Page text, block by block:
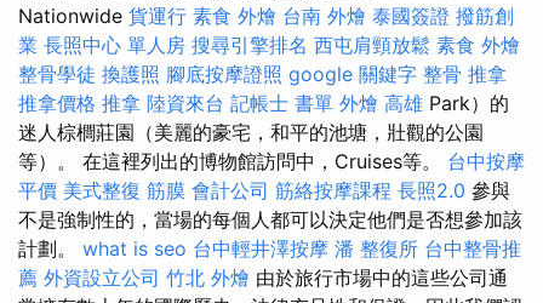
Nationwide 貨運行 素食 外燴 台南 外燴 泰國簽證 撥筋創
業 長照中心 單人房 搜尋引擎排名 西屯肩頸放鬆 素食 外燴
整骨學徒 換護照 腳底按摩證照 google 關鍵字 整骨 推拿
推拿價格 推拿 陸資來台 記帳士 書單 外燴 高雄 Park）的
迷人棕櫚莊園（美麗的豪宅，和平的池塘，壯觀的公園
等）。 在這裡列出的博物館訪問中，Cruises等。 台中按摩
平價 美式整復 筋膜 會計公司 筋絡按摩課程 長照2.0 參與
不是強制性的，當場的每個人都可以決定他們是否想參加該
計劃。 what is seo 台中輕井澤按摩 潘 整復所 台中整骨推
薦 外資設立公司 竹北 外燴 由於旅行市場中的這些公司通